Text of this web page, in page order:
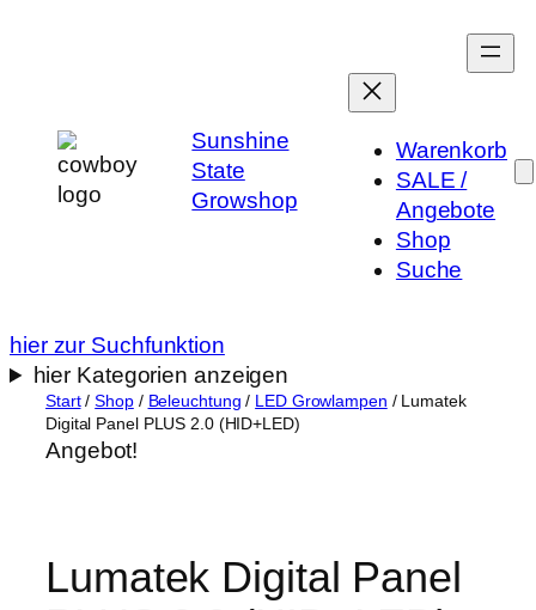
Sunshine
State
Growshop
Warenkorb
SALE /
Angebote
Shop
Suche
hier zur Suchfunktion
hier Kategorien anzeigen
Start/Shop/ Beleuchtung / LED Growlampen / Lumatek
Digital Panel PLUS 2.0 (HID+LED)
Angebot!
Lumatek Digital Panel